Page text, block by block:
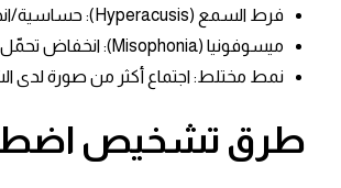
فرط السمع (Hyperacusis): حساسية/انخفاض تحمّل للأصوات، وقد يترافق مع ضيق نفسي ويحتاج تقييمًا سمعيًا وخطة تعرّض/إرشاد. ​
ميسوفونيا (Misophonia): انخفاض تحمّل لأصوات محددة أو محفزات مرتبطة بها مع استجابات انفعالية وفسيولوجية وسلوكية قد تسبب ضيقًا أو تعطّلًا. ​
نمط مختلط: اجتماع أكثر من صورة
طرق تشخيص